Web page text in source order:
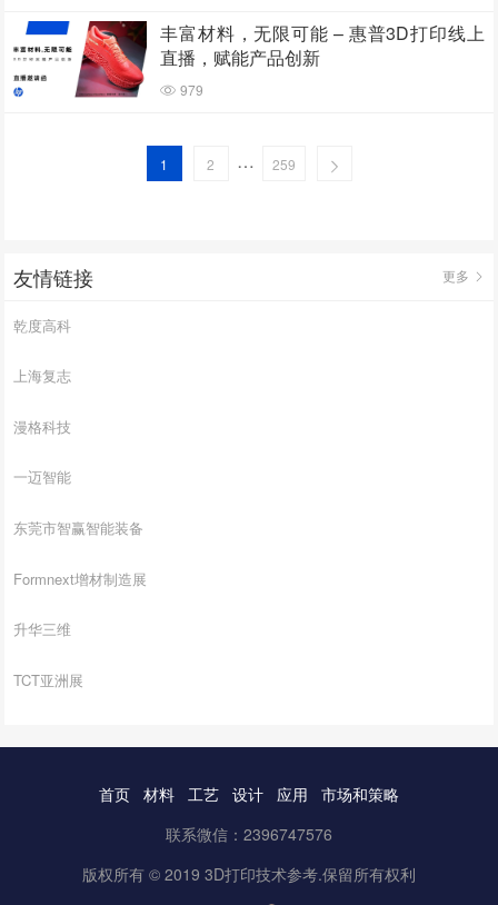
丰富材料，无限可能 – 惠普3D打印线上
直播，赋能产品创新
979
1 2 … 259
友情链接 更多
乾度高科
上海复志
漫格科技
一迈智能
东莞市智赢智能装备
Formnext增材制造展
升华三维
TCT亚洲展
首页 材料 工艺 设计 应用
市场和策略
联系微信：2396747576
版权所有 © 2019 3D打印技术参考.保留所有权利